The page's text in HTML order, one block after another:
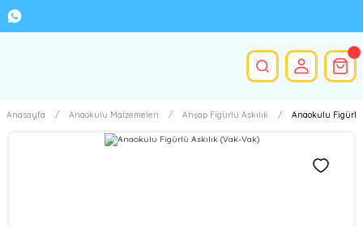
Anasayfa Anaokulu Malzemeleri Ahşap Figürlü Askılık Anaokulu Figürlü